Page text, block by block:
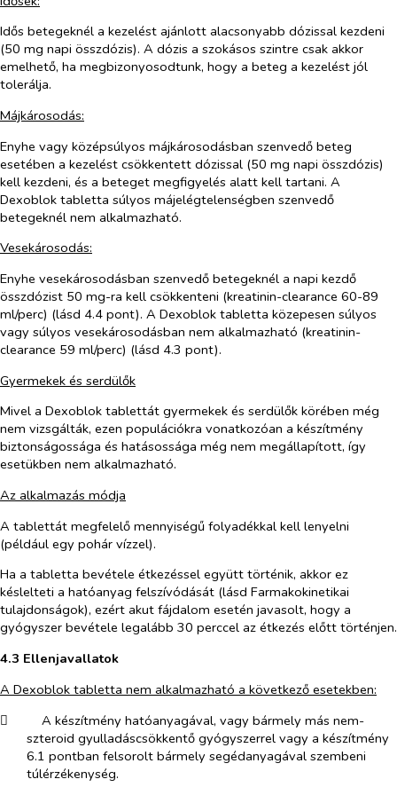
Idős betegeknél a kezelést ajánlott alacsonyabb dózissal kezdeni
(50 mg napi összdózis). A dózis a szokásos szintre csak akkor
emelhető, ha megbizonyosodtunk, hogy a beteg a kezelést jól
tolerálja.
Májkárosodás:
Enyhe vagy középsúlyos májkárosodásban szenvedő beteg
esetében a kezelést csökkentett dózissal (50 mg napi összdózis)
kell kezdeni, és a beteget megfigyelés alatt kell tartani. A
Dexoblok tabletta súlyos májelégtelenségben szenvedő
betegeknél nem alkalmazható.
Vesekárosodás:
Enyhe vesekárosodásban szenvedő betegeknél a napi kezdő
összdózist 50 mg-ra kell csökkenteni (kreatinin-clearance 60-89
ml/perc) (lásd 4.4 pont). A Dexoblok tabletta közepesen súlyos
vagy súlyos vesekárosodásban nem alkalmazható (kreatinin-
clearance 59 ml/perc) (lásd 4.3 pont).
Gyermekek és serdülők
Mivel a Dexoblok tablettát gyermekek és serdülők körében még
nem vizsgálták, ezen populációkra vonatkozóan a készítmény
biztonságossága és hatásossága még nem megállapított, így
esetükben nem alkalmazható.
Az alkalmazás módja
A tablettát megfelelő mennyiségű folyadékkal kell lenyelni
(például egy pohár vízzel).
Ha a tabletta bevétele étkezéssel együtt történik, akkor ez
késlelteti a hatóanyag felszívódását (lásd Farmakokinetikai
tulajdonságok), ezért akut fájdalom esetén javasolt, hogy a
gyógyszer bevétele legalább 30 perccel az étkezés előtt történjen.
4.3 Ellenjavallatok
A Dexoblok tabletta nem alkalmazható a következő esetekben:
​
A készítmény hatóanyagával, vagy bármely más nem-
szteroid gyulladáscsökkentő gyógyszerrel vagy a készítmény
6.1 pontban felsorolt bármely segédanyagával szembeni
túlérzékenység.